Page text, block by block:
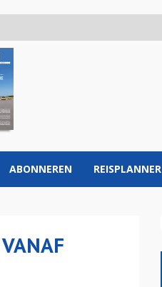
ABONNEREN REISPLANNER